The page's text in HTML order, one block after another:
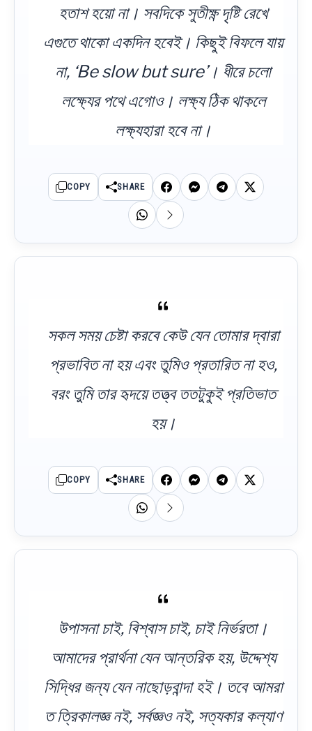
হতাশ হয়ো না। সবদিকে সুতীক্ষ্ণ দৃষ্টি রেখে
এগুতে থাকো একদিন হবেই। কিছুই বিফলে যায়
না, ‘Be slow but sure’। ধীরে চলো
লক্ষ্যের পথে এগোও। লক্ষ্য ঠিক থাকলে
লক্ষ্যহারা হবে না।
COPY SHARE
সকল সময় চেষ্টা করবে কেউ যেন তোমার দ্বারা
প্রভাবিত না হয় এবং তুমিও প্রতারিত না হও,
বরং তুমি তার হৃদয়ে তত্ত্ব ততটুকুই প্রতিভাত
হয়।
COPY SHARE
উপাসনা চাই, বিশ্বাস চাই, চাই নির্ভরতা।
আমাদের প্রার্থনা যেন আন্তরিক হয়, উদ্দেশ্য
সিদ্ধির জন্য যেন নাছোড়বান্দা হই। তবে আমরা
ত ত্রিকালজ্ঞ নই, সর্বজ্ঞও নই, সত্যকার কল্যাণ